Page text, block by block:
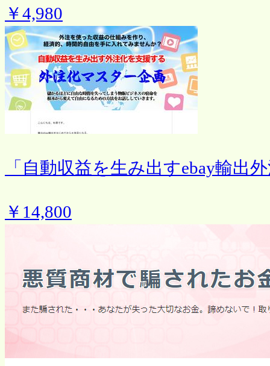
￥4,980
「自動収益を生み出すebay輸出
￥14,800